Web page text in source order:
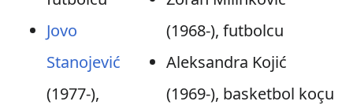
Jovo
Stanojević
(1977-),
(1968-), futbolcu
Aleksandra Kojić
(1969-), basketbol koçu